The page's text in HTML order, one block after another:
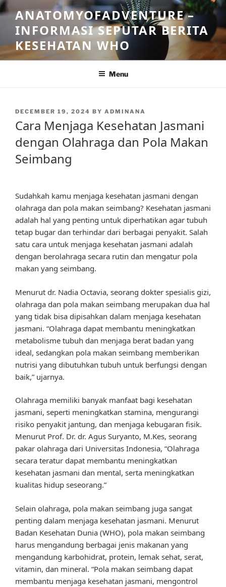
Skip
to
content
ANATOMYOFADVENTURE –
INFORMASI SEPUTAR BERITA
KESEHATAN WHO
Menu
POSTED
DECEMBER 19, 2024 BY ADMINANA
Cara Menjaga Kesehatan Jasmani
dengan Olahraga dan Pola Makan
Seimbang
Sudahkah kamu menjaga kesehatan jasmani dengan
olahraga dan pola makan seimbang? Kesehatan jasmani
adalah hal yang penting untuk diperhatikan agar tubuh
tetap bugar dan terhindar dari berbagai penyakit. Salah
satu cara untuk menjaga kesehatan jasmani adalah
dengan berolahraga secara rutin dan mengatur pola
makan yang seimbang.
Menurut dr. Nadia Octavia, seorang dokter spesialis gizi,
olahraga dan pola makan seimbang merupakan dua hal
yang tidak bisa dipisahkan dalam menjaga kesehatan
jasmani. “Olahraga dapat membantu meningkatkan
metabolisme tubuh dan menjaga berat badan yang
ideal, sedangkan pola makan seimbang memberikan
nutrisi yang dibutuhkan tubuh untuk berfungsi dengan
baik,” ujarnya.
Olahraga memiliki banyak manfaat bagi kesehatan
jasmani, seperti meningkatkan stamina, mengurangi
risiko penyakit jantung, dan menjaga kebugaran fisik.
Menurut Prof. Dr. dr. Agus Suryanto, M.Kes, seorang
pakar olahraga dari Universitas Indonesia, “Olahraga
secara teratur dapat membantu meningkatkan
kesehatan jasmani dan mental, serta meningkatkan
kualitas hidup seseorang.”
Selain olahraga, pola makan seimbang juga sangat
penting dalam menjaga kesehatan jasmani. Menurut
Badan Kesehatan Dunia (WHO), pola makan seimbang
harus mengandung berbagai jenis makanan yang
mengandung karbohidrat, protein, lemak sehat, serat,
vitamin, dan mineral. “Pola makan seimbang dapat
membantu menjaga kesehatan jasmani, mengontrol